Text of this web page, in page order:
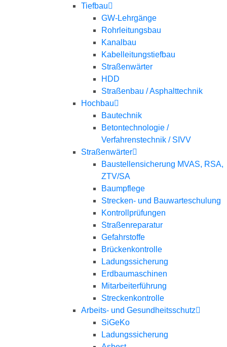
Tiefbau
GW-Lehrgänge
Rohrleitungsbau
Kanalbau
Kabelleitungstiefbau
Straßenwärter
HDD
Straßenbau / Asphalttechnik
Hochbau
Bautechnik
Betontechnologie /
Verfahrenstechnik / SIVV
Straßenwärter
Baustellensicherung MVAS, RSA,
ZTV/SA
Baumpflege
Strecken- und Bauwarteschulung
Kontrollprüfungen
Straßenreparatur
Gefahrstoffe
Brückenkontrolle
Ladungssicherung
Erdbaumaschinen
Mitarbeiterführung
Streckenkontrolle
Arbeits- und Gesundheitsschutz
SiGeKo
Ladungssicherung